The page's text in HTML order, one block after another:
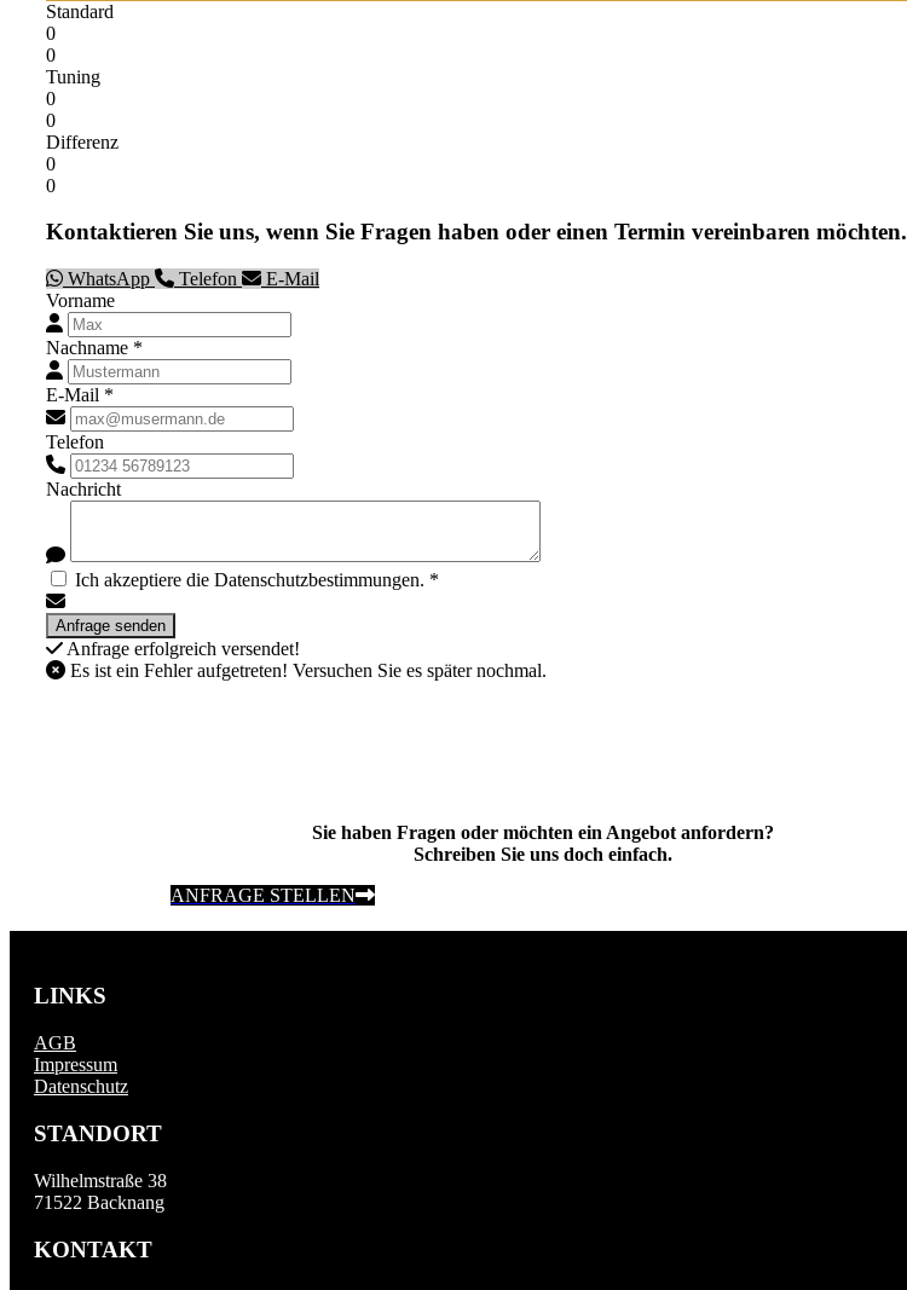
Standard
0
0
Tuning
0
0
Differenz
0
0
Kontaktieren Sie uns, wenn Sie Fragen haben oder einen Termin vereinbaren möchten.
WhatsApp Telefon
E-Mail
Vorname
Nachname *
E-Mail *
Telefon
Nachricht
Ich akzeptiere die Datenschutzbestimmungen. *
Anfrage erfolgreich versendet!
Es ist ein Fehler aufgetreten! Versuchen Sie es später nochmal.
Sie haben Fragen oder möchten ein Angebot anfordern?
Schreiben Sie uns doch einfach.
ANFRAGE STELLEN
LINKS
AGB
Impressum
Datenschutz
STANDORT
Wilhelmstraße 38
71522 Backnang
KONTAKT